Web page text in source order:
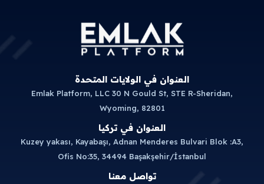
العنوان في الولايات المتحدة
Emlak Platform, LLC 30 N Gould St, STE R-Sheridan,
Wyoming, 82801
العنوان في تركيا
Kuzey yakası, Kayabaşı, Adnan Menderes Bulvari Blok :A3,
Ofis No:35, 34494 Başakşehir/İstanbul
تواصل معنا